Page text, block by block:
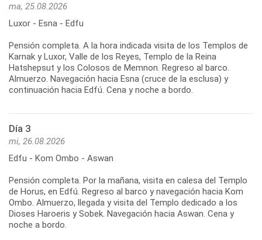
ma, 25.08.2026
Luxor - Esna - Edfu
Pensión completa. A la hora indicada visita de los Templos de
Karnak y Luxor, Valle de los Reyes, Templo de la Reina
Hatshepsut y los Colosos de Memnon. Regreso al barco.
Almuerzo. Navegación hacia Esna (cruce de la esclusa) y
continuación hacia Edfú. Cena y noche a bordo.
Día 3
mi, 26.08.2026
Edfu - Kom Ombo - Aswan
Pensión completa. Por la mañana, visita en calesa del Templo
de Horus, en Edfú. Regreso al barco y navegación hacia Kom
Ombo. Almuerzo, llegada y visita del Templo dedicado a los
Dioses Haroeris y Sobek. Navegación hacia Aswan. Cena y
noche a bordo.